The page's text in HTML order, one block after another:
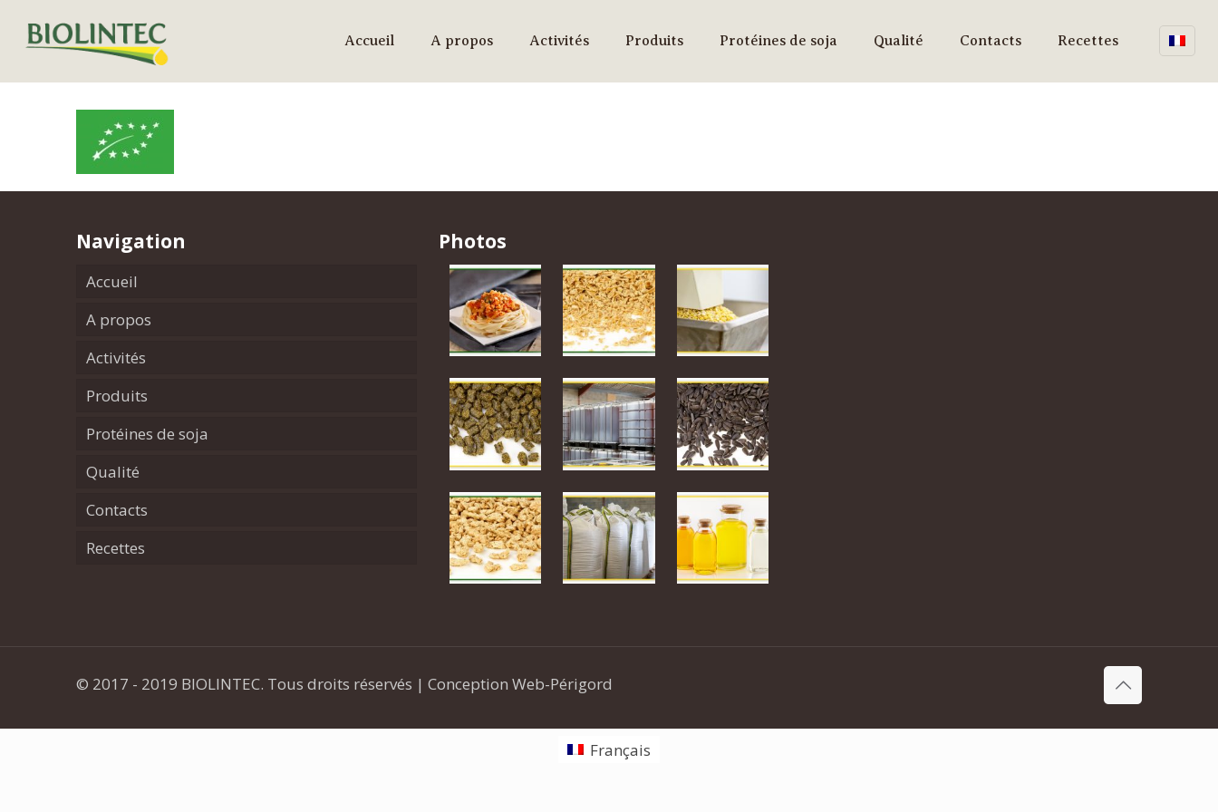
Accueil A propos Activités Produits Protéines de soja Qualité Contacts Recettes
Navigation
Accueil
A propos
Activités
Produits
Protéines de soja
Qualité
Contacts
Recettes
Photos
© 2017 - 2019 BIOLINTEC. Tous droits réservés | Conception Web-Périgord
Français